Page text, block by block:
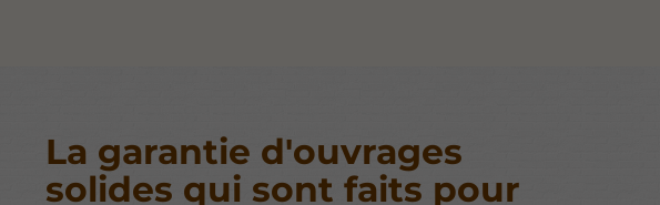
La garantie d'ouvrages
solides qui sont faits pour